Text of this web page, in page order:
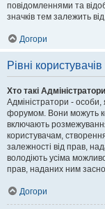
повідомленнями та
значків тем залежить
Догори
Рівні
Хто такі
Адміністратори -
форумом. Вони можуть
включають
користувачам,
залежності від прав,
володіють усіма
прав, наданих ним
Догори